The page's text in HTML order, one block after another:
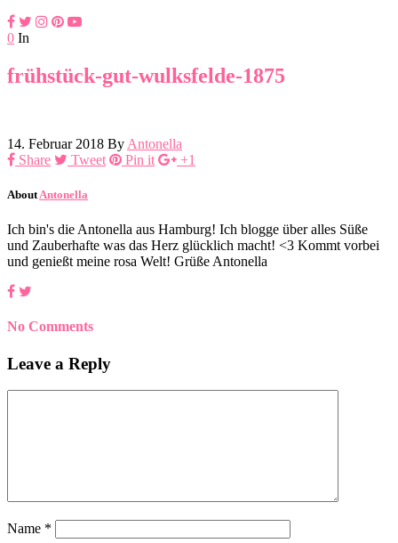
0 In
frühstück-gut-wulksfelde-1875
14. Februar 2018 By Antonella
Share
Tweet Pin it +1
About Antonella
Ich bin's die Antonella aus Hamburg! Ich blogge über alles Süße
und Zauberhafte was das Herz glücklich macht! <3 Kommt vorbei
und genießt meine rosa Welt! Grüße Antonella
No Comments
Leave a Reply
Name *